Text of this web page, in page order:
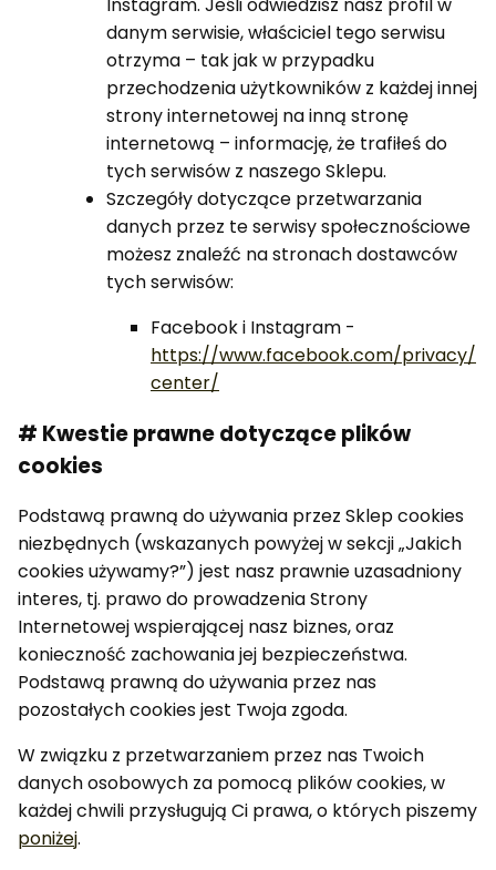
danym serwisie, właściciel tego serwisu
otrzyma – tak jak w przypadku
przechodzenia użytkowników z każdej innej
strony internetowej na inną stronę
internetową – informację, że trafiłeś do
tych serwisów z naszego Sklepu.
Szczegóły dotyczące przetwarzania
danych przez te serwisy społecznościowe
możesz znaleźć na stronach dostawców
tych serwisów:
Facebook i Instagram -
https://www.facebook.com/privacy/
center/
# Kwestie prawne dotyczące plików
cookies
Podstawą prawną do używania przez Sklep cookies
niezbędnych (wskazanych powyżej w sekcji „Jakich
cookies używamy?”) jest nasz prawnie uzasadniony
interes, tj. prawo do prowadzenia Strony
Internetowej wspierającej nasz biznes, oraz
konieczność zachowania jej bezpieczeństwa.
Podstawą prawną do używania przez nas
pozostałych cookies jest Twoja zgoda.
W związku z przetwarzaniem przez nas Twoich
danych osobowych za pomocą plików cookies, w
każdej chwili przysługują Ci prawa, o których piszemy
poniżej.